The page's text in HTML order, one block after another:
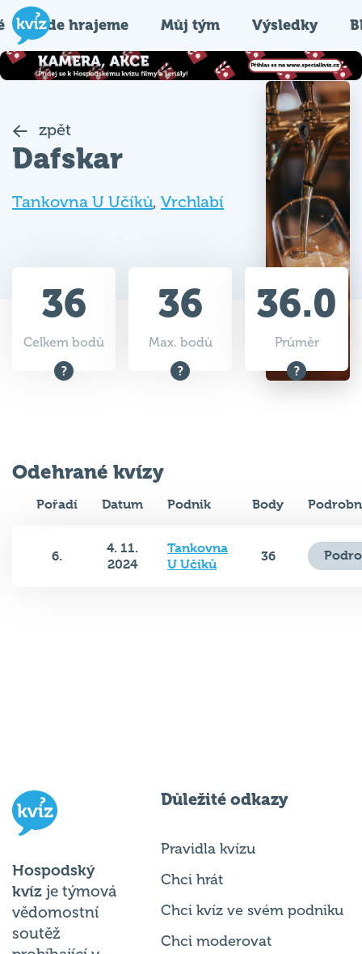
Kde hrajeme Můj tým Výsledky
zpět
Dafskar
Tankovna U Učíků, Vrchlabí
36
Celkem bodů
36
Max. bodů
36.0
Průměr
Odehrané kvízy
Pořadí Datum Podnik Body
6.
4. 11.
2024
Tankovna
U Učíků
36
Hospodský
kvíz je týmová
vědomostní
soutěž
Důležité odkazy
Pravidla kvízu
Chci hrát
Chci kvíz ve svém podniku
Chci moderovat